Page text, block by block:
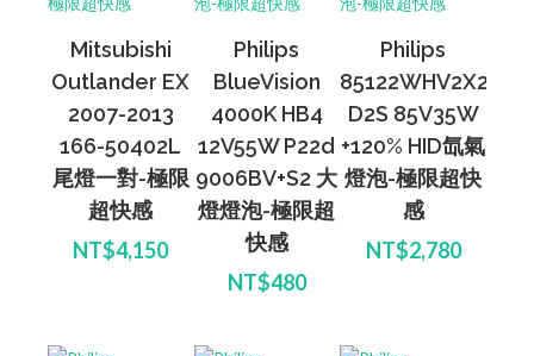
Mitsubishi
Outlander EX
2007-2013
166-50402L
尾燈一對-極限
超快感
NT$4,150
Philips
BlueVision
4000K HB4
12V55W P22d
9006BV+S2 大
燈燈泡-極限超
快感
NT$480
Philips
85122WHV2X2
D2S 85V35W
+120% HID氙氣
燈泡-極限超快
感
NT$2,780